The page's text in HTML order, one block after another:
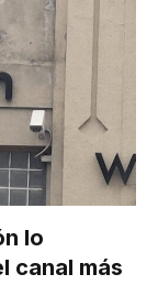
lo
canal más